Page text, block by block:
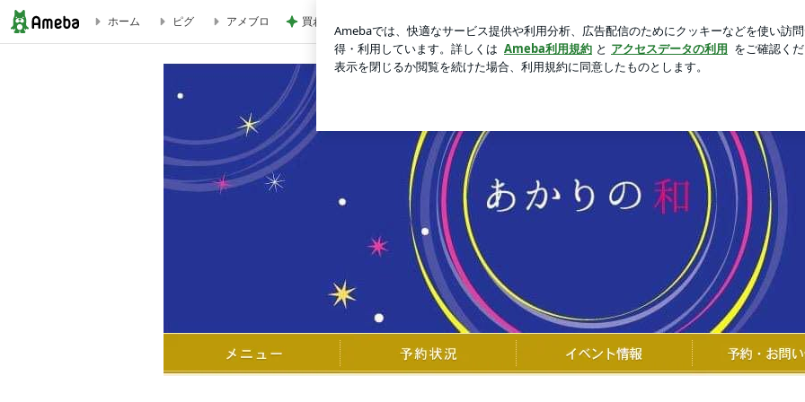
斎木の浄化塩おススメの使い方リンク集 | 斎木のチャネリング
ホーム ピグ アメブロ 買わない理由が見つからない最強ワンピ 新規登録